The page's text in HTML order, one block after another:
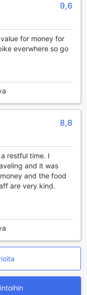
Wi-Fi kaikissa
pysyä
suunnitella seuraavia
Wi-Fi-yhteyden
mediassa tai
lähtemisestä
mahdollistaa
jotta voit nauttia
Lisäksi päivittäinen
siistinä ja
Homestay on
ja
Liikennepalvelu
erinomaiset
Baliin
kätevän
Denpasarin
mukavaan
että voit rentoutua
kuljetuksista.
mahdollisuuden
tutustua
9,6
for money for
everwhere so go
8,8
restful time. I
and it was
and the food
are very kind.